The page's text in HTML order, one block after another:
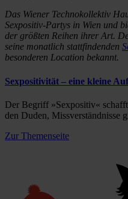
Das Wiener Technokollektiv
Sexpositiv-Partys in Wien und
der größten Reihen ihrer Art.
seine monatlich stattfindenden
besonderen Location bekannt.
Sexpositivität – eine kleine
Der Begriff »Sexpositiv«
den Duden, Missverständnisse
Zur Themenseite